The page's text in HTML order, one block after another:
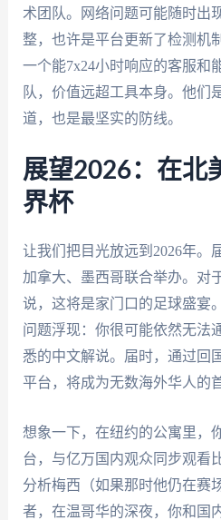
术团队。网络问题可能随时出
整，也许是平台更新了检测机
一个能7x24小时响应的客服和
队，价值远超工具本身。他们
道，也是最坚实的防线。
展望2026：在北
界杯
让我们把目光放远到2026年。
加拿大、墨西哥联合举办。对
说，这将是家门口的足球盛宴
问题浮现：你很可能依然无法
悉的中文解说。届时，通过回
平台，将成为无数海外华人的
想象一下，在纽约的公寓里，
台，与亿万国内观众同步观看
分析梅西（如果那时他仍在赛
者，在温哥华的深夜，你和国